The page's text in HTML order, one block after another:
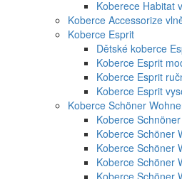
Koberece Habitat
Koberce Accessorize
Koberce Esprit
Dětské koberce
Koberce Esprit
Koberce Esprit
Koberce Esprit
Koberce Schöner
Koberce
Koberce Schöner
Koberce Schöner
Koberce Schöner